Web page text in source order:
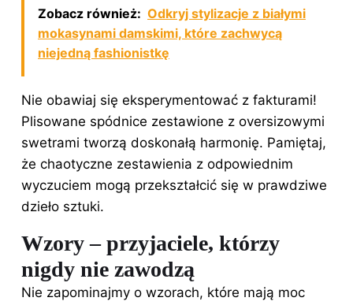
Zobacz również: Odkryj stylizacje z białymi
mokasynami damskimi, które zachwycą
niejedną fashionistkę
Nie obawiaj się eksperymentować z fakturami!
Plisowane spódnice zestawione z oversizowymi
swetrami tworzą doskonałą harmonię. Pamiętaj,
że chaotyczne zestawienia z odpowiednim
wyczuciem mogą przekształcić się w prawdziwe
dzieło sztuki.
Wzory – przyjaciele, którzy
nigdy nie zawodzą
Nie zapominajmy o wzorach, które mają moc